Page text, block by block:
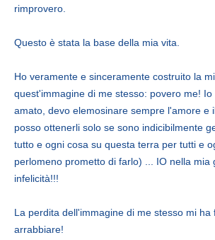
rimprovero.
Questo è stata la base della mia vita.
Ho veramente e sinceramente costruito la
quest'immagine di me stesso: povero me! Io
amato, devo elemosinare sempre l'amore e
posso ottenerli solo se sono indicibilmente
tutto e ogni cosa su questa terra per tutti e
perlomeno prometto di farlo) ... IO nella mia
infelicità!!!
La perdita dell'immagine di me stesso mi ha
arrabbiare!